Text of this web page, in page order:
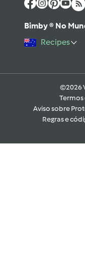
Bimby ® No
Recipes
©2026
Termos
Aviso sobre
Regras e